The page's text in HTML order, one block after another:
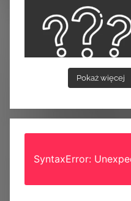
Pokaż więcej
SyntaxError: